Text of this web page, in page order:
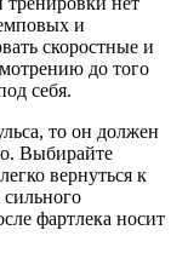
и
скоростные и
до того
себя.
то он должен
Выбирайте
вернуться к
сильного
фартлека носит